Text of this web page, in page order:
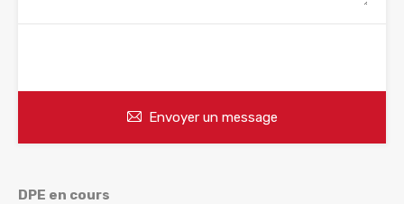
Envoyer un message
DPE en cours